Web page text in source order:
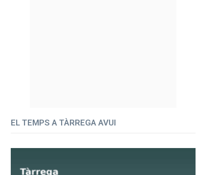
EL TEMPS A TÀRREGA AVUI